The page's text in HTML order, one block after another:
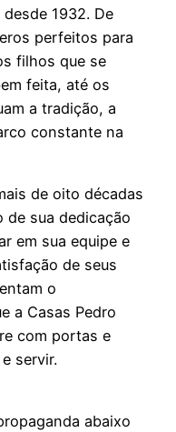
1932. De
perfeitos para
filhos que se
feita, até os
a tradição, a
constante na
de oito décadas
de sua dedicação
em sua equipe e
de seus
o
a Casas Pedro
com portas e
servir.
abaixo